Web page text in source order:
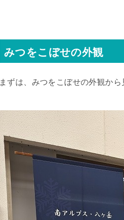
みつをこぼせの外観
まずは、みつをこぼせの外観から